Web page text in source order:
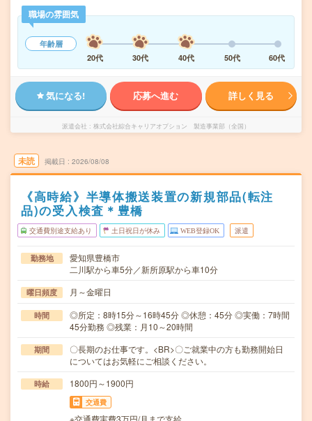
職場の雰囲気
年齢層
20代
30代 40代 50代 60代
気になる! 応募へ進む 詳しく見る
派遣会社 株式会社綜合キャリアオプション 製造事業部（全国）
未読 掲載日 2026/08/08
《高時給》半導体搬送装置の新規部品(転注
品)の受入検査＊豊橋
交通費別途支給あり 土日祝日が休み WEB登録OK 派遣
勤務地
愛知県豊橋市
二川駅から車5分／新所原駅から車10分
曜日頻度 月～金曜日
時間
◎所定：8時15分～16時45分 ◎休憩：45分 ◎実働：7時間
45分勤務 ◎残業：月10～20時間
期間
〇長期のお仕事です。<BR>〇ご就業中の方も勤務開始日
についてはお気軽にご相談ください。
時給 1800円～1900円
交通費
※交通費実費3万円/月まで支給